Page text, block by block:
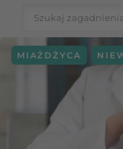
Szukaj:
MIAŻDŻYCA